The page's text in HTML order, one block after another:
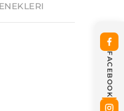
FACEBOOK